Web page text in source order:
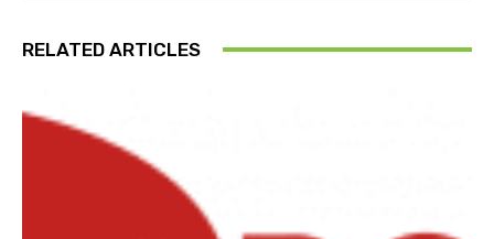
RELATED ARTICLES